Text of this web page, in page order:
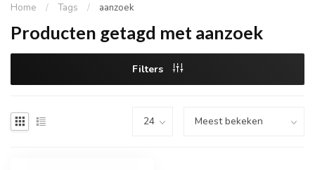
Home / Tags / aanzoek
Producten getagd met aanzoek
Filters